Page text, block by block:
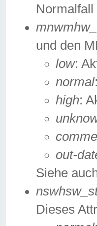
Normalfall
und den
low:
normal
high:
out-
Siehe
Dieses